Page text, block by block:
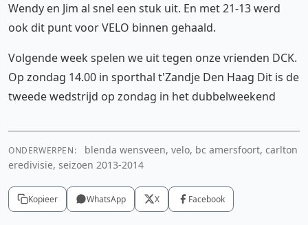
Wendy en Jim al snel een stuk uit. En met 21-13 werd
ook dit punt voor VELO binnen gehaald.
Volgende week spelen we uit tegen onze vrienden DCK.
Op zondag 14.00 in sporthal t'Zandje Den Haag Dit is de
tweede wedstrijd op zondag in het dubbelweekend
ONDERWERPEN:
blenda wensveen, velo, bc amersfoort, carlton
eredivisie, seizoen 2013-2014
Kopieer WhatsApp X Facebook